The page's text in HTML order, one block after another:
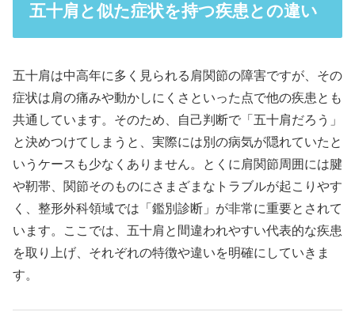
五十肩と似た症状を持つ疾患との違い
五十肩は中高年に多く見られる肩関節の障害ですが、その
症状は肩の痛みや動かしにくさといった点で他の疾患とも
共通しています。そのため、自己判断で「五十肩だろう」
と決めつけてしまうと、実際には別の病気が隠れていたと
いうケースも少なくありません。とくに肩関節周囲には腱
や靭帯、関節そのものにさまざまなトラブルが起こりやす
く、整形外科領域では「鑑別診断」が非常に重要とされて
います。ここでは、五十肩と間違われやすい代表的な疾患
を取り上げ、それぞれの特徴や違いを明確にしていきま
す。